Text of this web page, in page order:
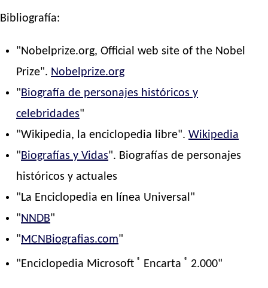
Bibliografía:
"Nobelprize.org, Official web site of the Nobel
Prize". Nobelprize.org
"Biografía de personajes históricos y
celebridades"
"Wikipedia, la enciclopedia libre".Wikipedia
"Biografías y Vidas". Biografías de personajes
históricos y actuales
"La Enciclopedia en línea Universal"
"NNDB"
"MCNBiografias.com"
"Enciclopedia Microsoft ® Encarta ® 2.000"